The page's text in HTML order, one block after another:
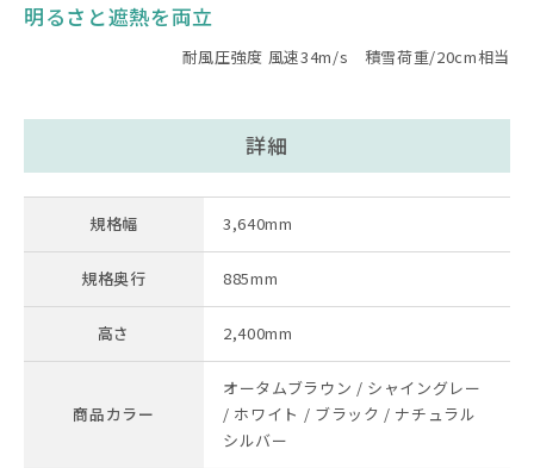
明るさと遮熱を両立
耐風圧強度 風速34m/s 積雪荷重/20cm相当
詳細
規格幅 3,640mm
規格奥行 885mm
高さ 2,400mm
商品カラー
オータムブラウン / シャイングレー
/ ホワイト / ブラック / ナチュラル
シルバー